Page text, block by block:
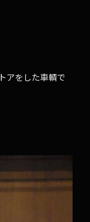
アをした車輌で